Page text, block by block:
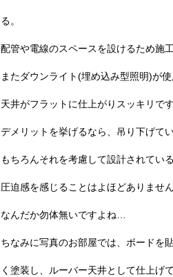
る。
配管や電線のスペースを設けるため施
またダウンライト(埋め込み型照明)が使
天井がフラットに仕上がりスッキリです
デメリットを挙げるなら、吊り下げて
もちろんそれを考慮して設計されている
圧迫感を感じることはよほどありません
なんだか勿体無いですよね…
ちなみに写真のお部屋では、ボードを
く塗装し、ルーバー天井として仕上げ